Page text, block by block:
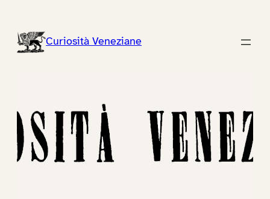
contenutoCuriosità Veneziane